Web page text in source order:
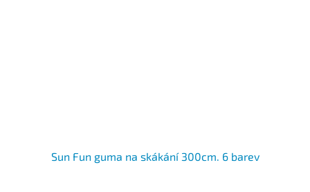
Sun Fun guma na skákání 300cm. 6 barev